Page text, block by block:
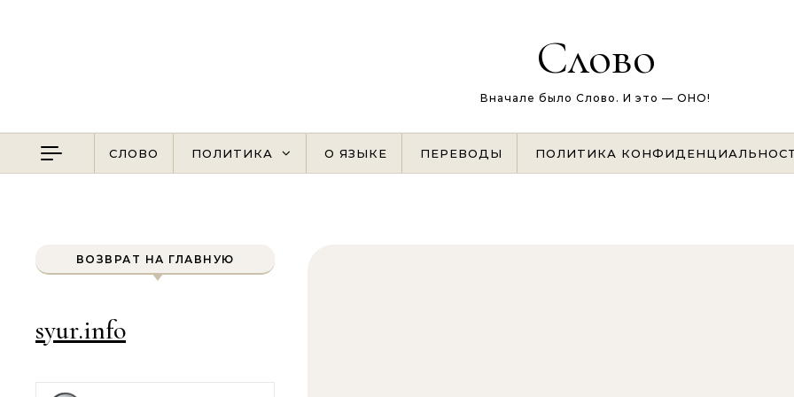
Слово
Вначале было Слово. И это — ОНО!
СЛОВО ПОЛИТИКА О ЯЗЫКЕ ПЕРЕВОДЫ ПОЛИТИКА
ВОЗВРАТ НА ГЛАВНУЮ
syur.info